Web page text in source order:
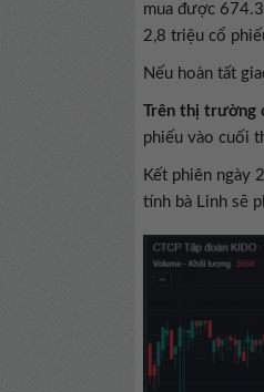
mua được
2,8 triệu cổ
Nếu hoàn tất
Trên thị trường
phiếu vào cuối
Kết phiên ngày
tính bà Linh sẽ